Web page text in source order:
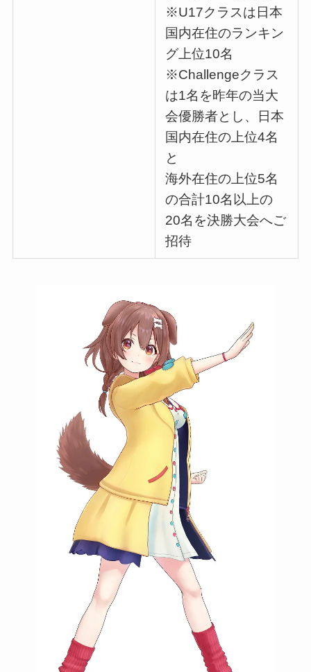
※U17クラスは日本
国内在住のランキン
グ上位10名
※Challengeクラス
は1名を昨年の当大
会優勝者とし、日本
国内在住の上位4名
と
海外在住の上位5名
の合計10名以上の
20名を決勝大会へご
招待